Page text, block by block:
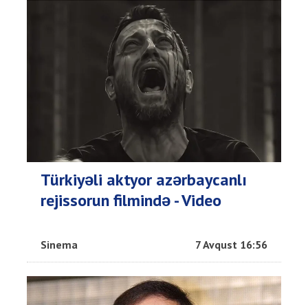
Türkiyəli aktyor azərbaycanlı
rejissorun filmində - Video
Sinema 7 Avqust 16:56